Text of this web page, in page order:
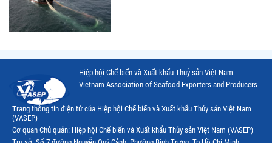
Hiệp hội Chế biến và Xuất khẩu Thuỷ sản Việt Nam
Vietnam Association of Seafood Exporters and Producers
Trang thông tin điện tử của Hiệp hội Chế biến và Xuất khẩu Thủy sản Việt Nam
(VASEP)
Cơ quan Chủ quản: Hiệp hội Chế biến và Xuất khẩu Thủy sản Việt Nam (VASEP)